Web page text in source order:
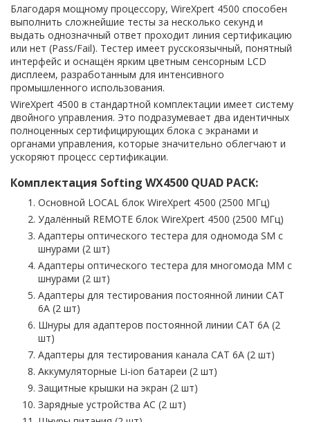
Благодаря мощному процессору, WireXpert 4500 способен
выполнить сложнейшие тесты за несколько секунд и
выдать однозначный ответ проходит линия сертификацию
или нет (Pass/Fail). Тестер имеет русскоязычный, понятный
интерфейс и оснащён ярким цветным сенсорным LCD
дисплеем, разработанным для интенсивного
промышленного использования.
WireXpert 4500 в стандартной комплектации имеет систему
двойного управления. Это подразумевает два идентичных
полноценных сертифицирующих блока с экранами и
органами управления, которые значительно облегчают и
ускоряют процесс сертификации.
Комплектация Softing WX4500 QUAD PACK:
Основной LOCAL блок WireXpert 4500 (2500 МГц)
Удалённый REMOTE блок WireXpert 4500 (2500 МГц)
Адаптеры оптического тестера для одномода SM с
шнурами (2 шт)
Адаптеры оптического тестера для многомода MM с
шнурами (2 шт)
Адаптеры для тестирования постоянной линии CAT
6A (2 шт)
Шнуры для адаптеров постоянной линии CAT 6A (2
шт)
Адаптеры для тестирования канала CAT 6A (2 шт)
Аккумуляторные Li-ion батареи (2 шт)
Защитные крышки на экран (2 шт)
Зарядные устройства AC (2 шт)